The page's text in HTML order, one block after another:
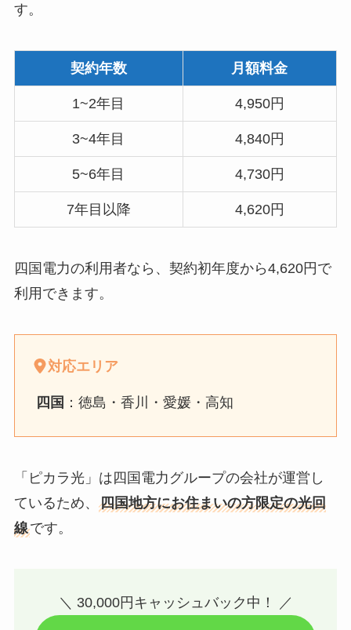
す。
契約年数 月額料金
1~2年目 4,950円
3~4年目 4,840円
5~6年目 4,730円
7年目以降 4,620円
四国電力の利用者なら、契約初年度から4,620円で
利用できます。
対応エリア
四国 ：徳島・香川・愛媛・高知
「ピカラ光」は四国電力グループの会社が運営し
ているため、 四国地方にお住まいの方限定の光回
線です。
＼ 30,000円キャッシュバック中！ ／